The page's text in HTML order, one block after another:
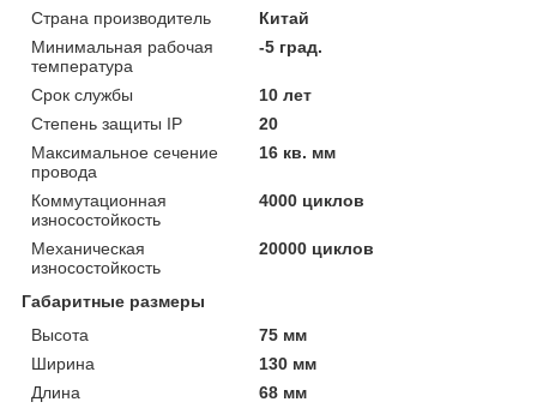
Страна производитель
Китай
Минимальная рабочая
температура
-5 град.
Срок службы
10 лет
Степень защиты IP
20
Максимальное сечение
провода
16 кв. мм
Коммутационная
износостойкость
4000 циклов
Механическая
износостойкость
20000 циклов
Габаритные размеры
Высота
75 мм
Ширина
130 мм
Длина
68 мм